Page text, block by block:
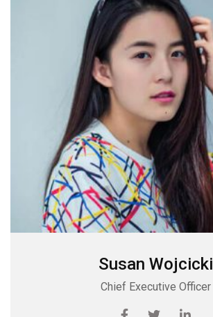
Susan Wojcicki
Chief Executive Officer